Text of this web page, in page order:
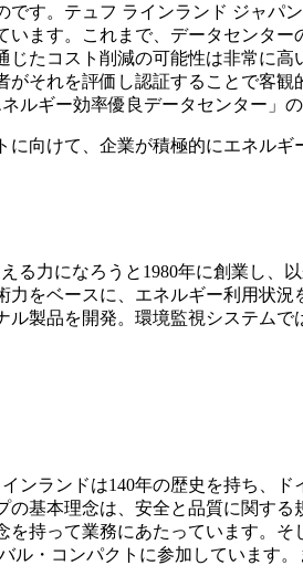
す。テュフ ラインランド ジャパ
ます。これまで、データセンタ
たコスト削減の可能性は非常に
それを評価し認証することで客
ルギー効率優良データセンター」の
向けて、企業が積極的にエネル
力になろうと1980年に創業し、
をベースに、エネルギー利用状況
製品を開発。環境監視システム
ランドは140年の歴史を持ち、
基本理念は、安全と品質に関す
持って業務にあたっています。
・コンパクトに参加しています